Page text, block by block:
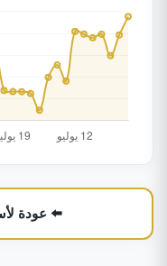
⬅️ عودة